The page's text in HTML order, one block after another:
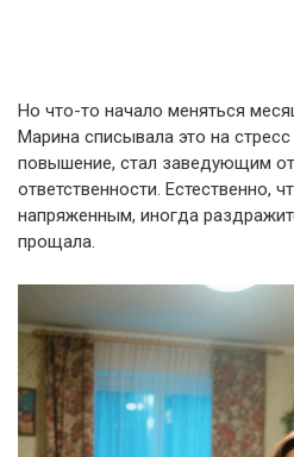
Но что-то начало меняться
Марина списывала это на
повышение, стал заведующим
ответственности. Естественно,
напряженным, иногда
прощала.